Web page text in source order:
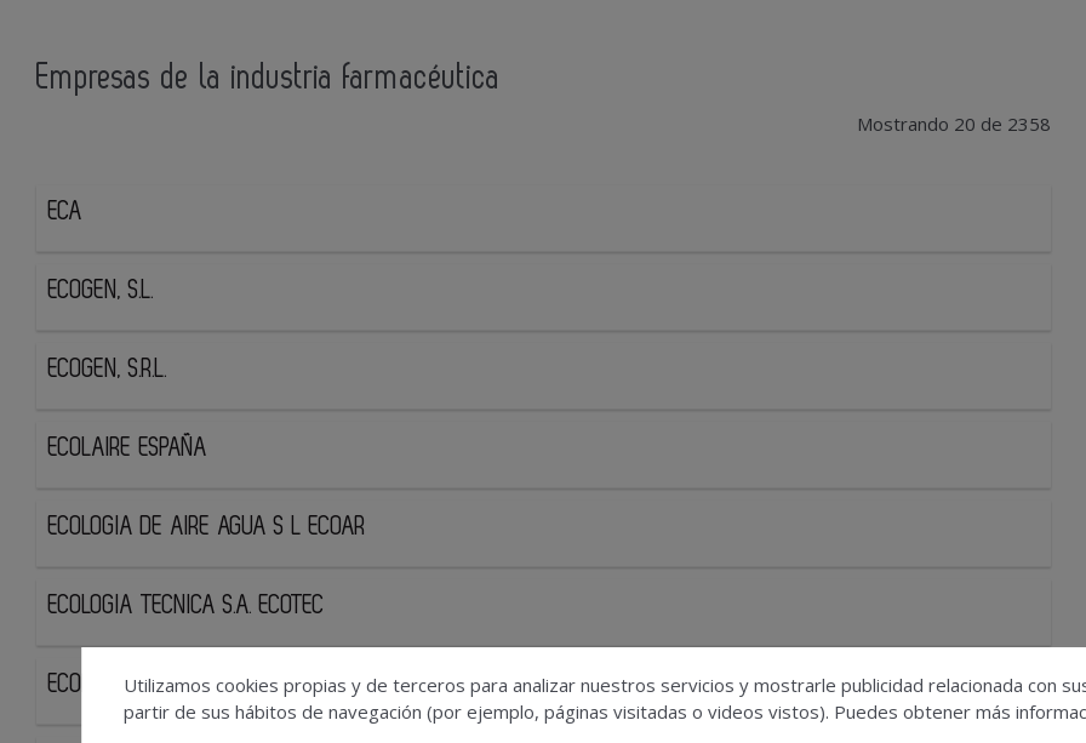
Empresas de la industria farmacéutica
Mostrando 20 de 2358
ECA
ECOGEN, S.L.
ECOGEN, S.R.L.
ECOLAIRE ESPAÑA
ECOLOGIA DE AIRE AGUA S L ECOAR
ECOLOGIA TECNICA S.A. ECOTEC
ECONOSTO IBERICA SA
Utilizamos cookies propias y de terceros para analizar nuestros servicios y mostrarle publicidad relacionada con
partir de sus hábitos de navegación (por ejemplo, páginas visitadas o videos vistos). Puedes obtener más